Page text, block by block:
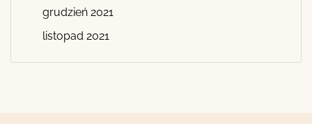
grudzień 2021
listopad 2021